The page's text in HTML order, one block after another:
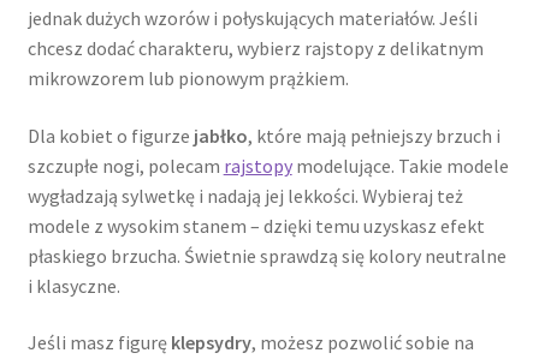
jednak dużych wzorów i połyskujących materiałów. Jeśli
chcesz dodać charakteru, wybierz rajstopy z delikatnym
mikrowzorem lub pionowym prążkiem.
Dla kobiet o figurze jabłko, które mają pełniejszy brzuch i
szczupłe nogi, polecam rajstopymodelujące. Takie modele
wygładzają sylwetkę i nadają jej lekkości. Wybieraj też
modele z wysokim stanem – dzięki temu uzyskasz efekt
płaskiego brzucha. Świetnie sprawdzą się kolory neutralne
i klasyczne.
Jeśli masz figurę klepsydry, możesz pozwolić sobie na